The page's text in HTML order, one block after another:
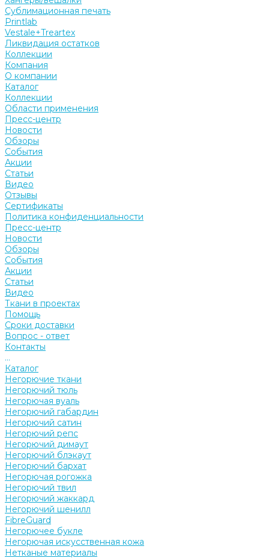
Сублимационная печать
Printlab
Vestale+Treartex
Ликвидация остатков
Коллекции
Компания
О компании
Каталог
Коллекции
Области применения
Пресс-центр
Новости
Обзоры
События
Акции
Статьи
Видео
Отзывы
Сертификаты
Политика конфиденциальности
Пресс-центр
Новости
Обзоры
События
Акции
Статьи
Видео
Ткани в проектах
Помощь
Сроки доставки
Вопрос - ответ
Контакты
...
Каталог
Негорючие ткани
Негорючий тюль
Негорючая вуаль
Негорючий габардин
Негорючий сатин
Негорючий репс
Негорючий димаут
Негорючий блэкаут
Негорючий бархат
Негорючая рогожка
Негорючий твил
Негорючий жаккард
Негорючий шенилл
FibreGuard
Негорючее букле
Негорючая искусственная кожа
Нетканые материалы